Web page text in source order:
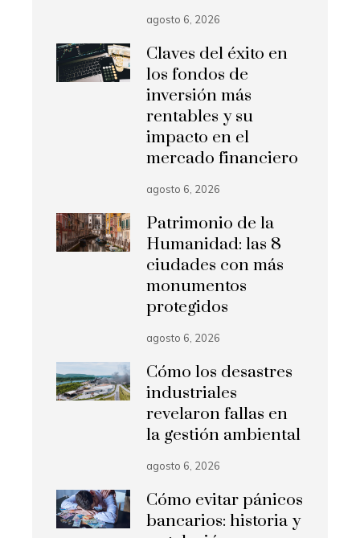
agosto 6, 2026
Claves del éxito en
los fondos de
inversión más
rentables y su
impacto en el
mercado financiero
agosto 6, 2026
Patrimonio de la
Humanidad: las 8
ciudades con más
monumentos
protegidos
agosto 6, 2026
Cómo los desastres
industriales
revelaron fallas en
la gestión ambiental
agosto 6, 2026
Cómo evitar pánicos
bancarios: historia y